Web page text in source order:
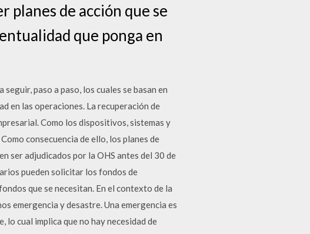
de acción que se
que ponga en
paso a paso, los cuales se basan en
en las operaciones. La recuperación de
Como los dispositivos, sistemas y
consecuencia de ello, los planes de
ser adjudicados por la OHS antes del 30 de
pueden solicitar los fondos de
que se necesitan. En el contexto de la
emergencia y desastre. Una emergencia es
lo cual implica que no hay necesidad de